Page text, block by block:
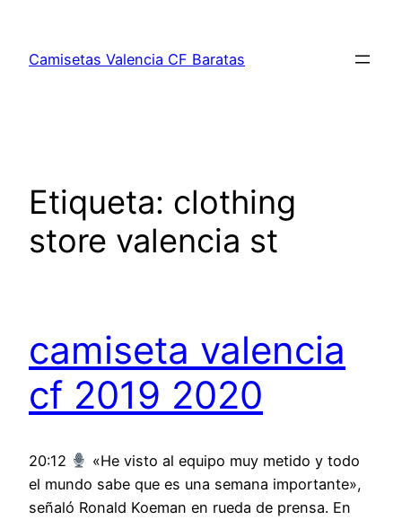
contenido
Camisetas Valencia CF Baratas
Etiqueta: clothing
store valencia st
camiseta valencia
cf 2019 2020
20:12
«He visto al equipo muy metido y todo
el mundo sabe que es una semana importante»,
señaló Ronald Koeman en rueda de prensa. En